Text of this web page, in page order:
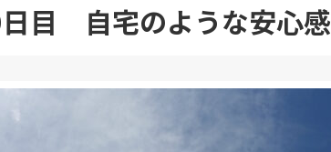
目 自宅のような安心感